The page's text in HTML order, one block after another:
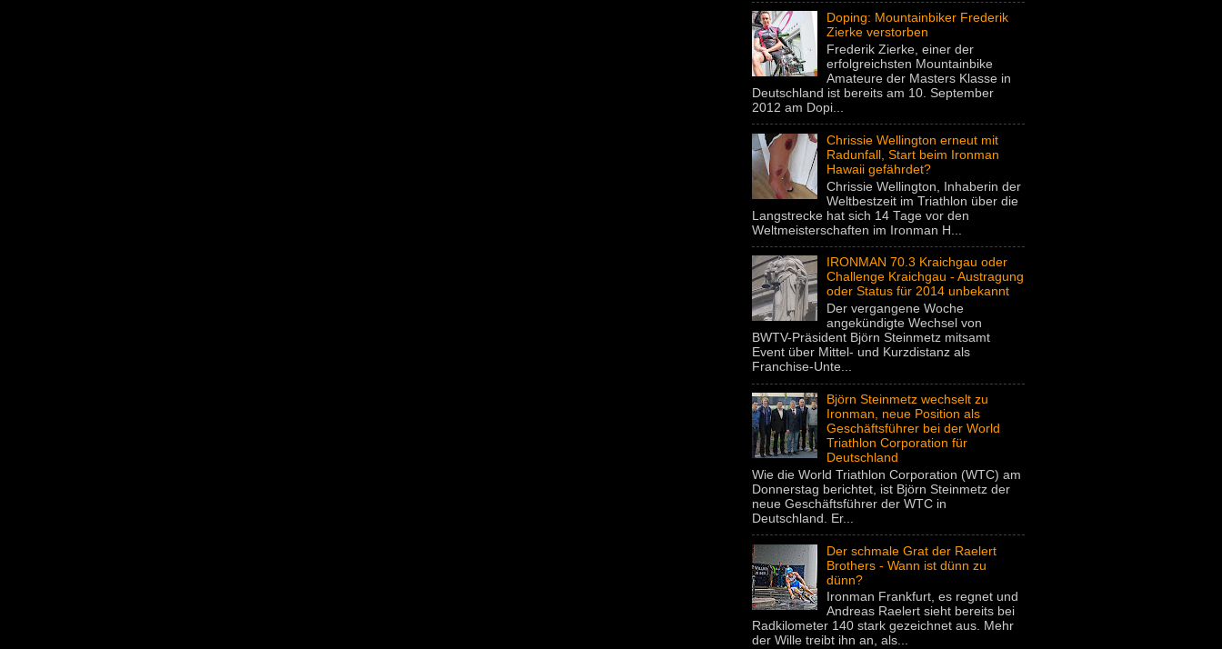
Doping: Mountainbiker Frederik
Zierke verstorben
Frederik Zierke, einer der
erfolgreichsten Mountainbike
Amateure der Masters Klasse in
Deutschland ist bereits am 10. September
2012 am Dopi...
Chrissie Wellington erneut mit
Radunfall, Start beim Ironman
Hawaii gefährdet?
Chrissie Wellington, Inhaberin der
Weltbestzeit im Triathlon über die
Langstrecke hat sich 14 Tage vor den
Weltmeisterschaften im Ironman H...
IRONMAN 70.3 Kraichgau oder
Challenge Kraichgau - Austragung
oder Status für 2014 unbekannt
Der vergangene Woche
angekündigte Wechsel von
BWTV-Präsident Björn Steinmetz mitsamt
Event über Mittel- und Kurzdistanz als
Franchise-Unte...
Björn Steinmetz wechselt zu
Ironman, neue Position als
Geschäftsführer bei der World
Triathlon Corporation für
Deutschland
Wie die World Triathlon Corporation (WTC) am
Donnerstag berichtet, ist Björn Steinmetz der
neue Geschäftsführer der WTC in
Deutschland. Er...
Der schmale Grat der Raelert
Brothers - Wann ist dünn zu
dünn?
Ironman Frankfurt, es regnet und
Andreas Raelert sieht bereits bei
Radkilometer 140 stark gezeichnet aus. Mehr
der Wille treibt ihn an, als...